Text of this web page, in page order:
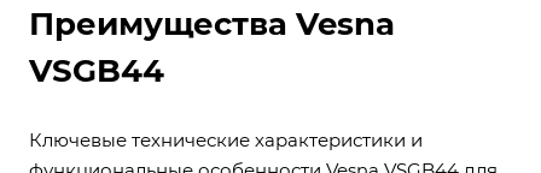
Преимущества Vesna
VSGB44
Ключевые технические характеристики и